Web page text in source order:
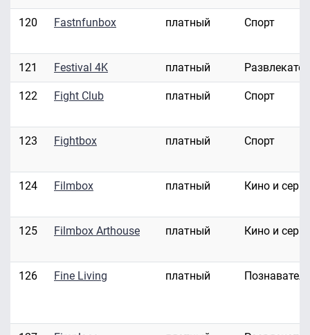
120 Fastnfunbox платный Спорт
121 Festival 4K платный
122 Fight Club платный Спорт
123 Fightbox платный Спорт
124 Filmbox платный Кино и
125 Filmbox Arthouse платный Кино и
126 Fine Living платный